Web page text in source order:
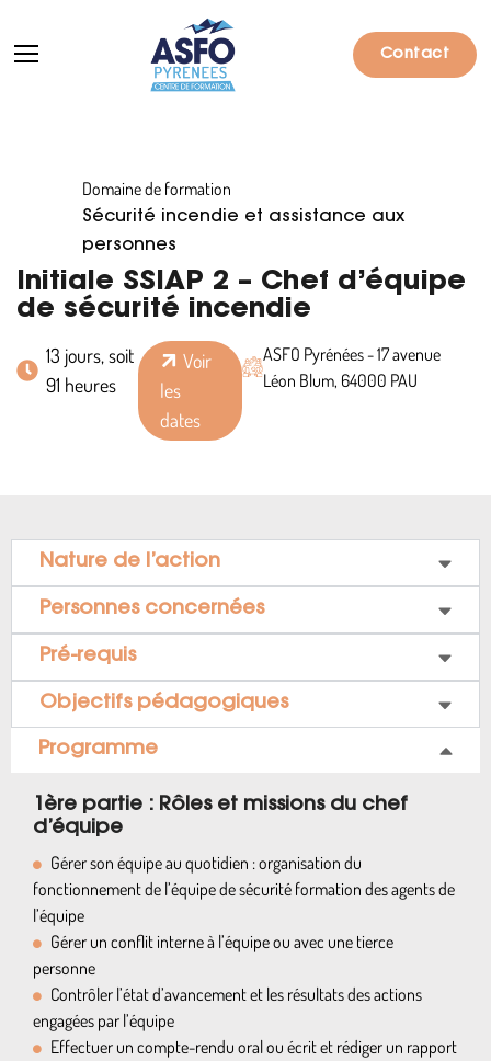
Contact
Formations
Particuliers
Entreprises
Actualités
Informations pratiques
Domaine de formation
Sécurité incendie et assistance aux
personnes
Initiale SSIAP 2 – Chef d’équipe
de sécurité incendie
13 jours, soit
91 heures
Voir
les
dates
ASFO Pyrénées - 17 avenue
Léon Blum, 64000 PAU
Nature de l’action
Personnes concernées
Pré-requis
Objectifs pédagogiques
Programme
1ère partie : Rôles et missions du chef
d’équipe
Gérer son équipe au quotidien : organisation du
fonctionnement de l’équipe de sécurité formation des agents de
l’équipe
Gérer un conflit interne à l’équipe ou avec une tierce
personne
Contrôler l’état d’avancement et les résultats des actions
engagées par l’équipe
Effectuer un compte-rendu oral ou écrit et rédiger un rapport